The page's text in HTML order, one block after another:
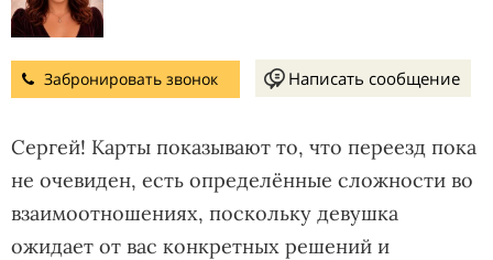
Забронировать звонок Написать сообщение
Сергей! Карты показывают то, что переезд пока
не очевиден, есть определённые сложности во
взаимоотношениях, поскольку девушка
ожидает от вас конкретных решений и